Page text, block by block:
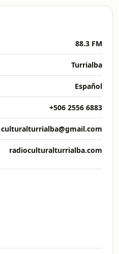
88.3 FM
Turrialba
Español
+506 2556 6883
culturalturrialba@gmail.com
radioculturalturrialba.com